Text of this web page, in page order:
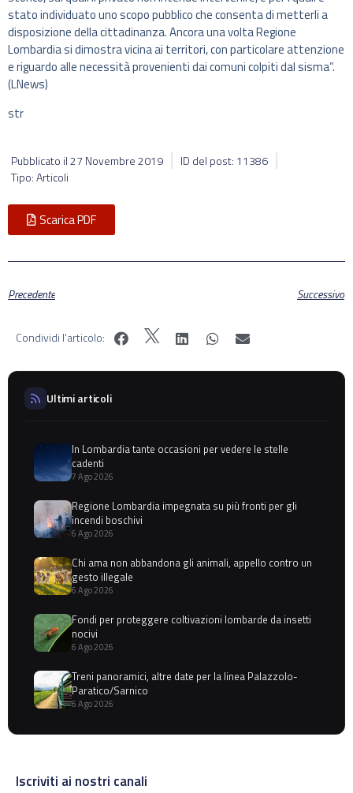
stato individuato uno scopo pubblico che consenta di metterli a
disposizione della cittadinanza. Ancora una volta Regione
Lombardia si dimostra vicina ai territori, con particolare attenzione
e riguardo alle necessità provenienti dai comuni colpiti dal sisma”.
(LNews)
str
Pubblicato il27 Novembre 2019
ID del post: 11386
Tipo: Articoli
Scarica PDF
Precedente Successivo
Condividi l'articolo:
Ultimi articoli
In Lombardia tante occasioni per vedere le stelle
cadenti
7 Ago 2026
Regione Lombardia impegnata su più fronti per gli
incendi boschivi
6 Ago 2026
Chi ama non abbandona gli animali, appello contro un
gesto illegale
6 Ago 2026
Fondi per proteggere coltivazioni lombarde da insetti
nocivi
6 Ago 2026
Treni panoramici, altre date per la linea Palazzolo-
Paratico/Sarnico
6 Ago 2026
Iscriviti ai nostri canali